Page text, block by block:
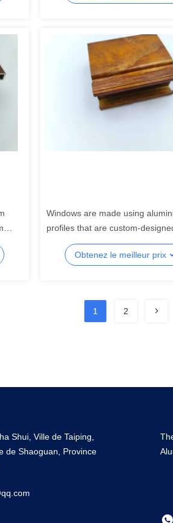
Windows are made using
profiles that are custom-
through extrusion.
Obtenez le meilleur prix
1 2
Shui, Ville de Taiping,
de Shaoguan, Province